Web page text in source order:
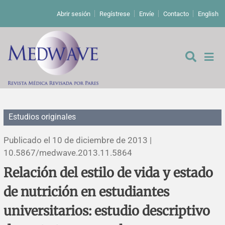
Abrir sesión Regístrese Envíe Contacto English
De los editores
Editoriales
Comentarios
Cartas a los editores
Estudios originales
Estudios cualitativos
Análisis
Estudios originales
Publicado el 10 de diciembre de 2013 |
10.5867/medwave.2013.11.5864
Relación del estilo de vida y estado
de nutrición en estudiantes
universitarios: estudio descriptivo